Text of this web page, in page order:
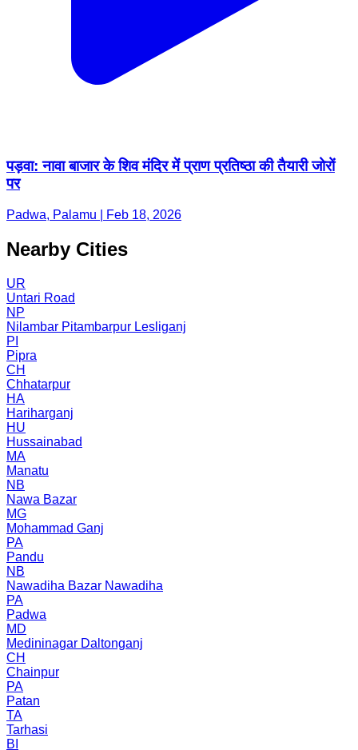
पड़वा: नावा बाजार के शिव मंदिर में प्राण प्रतिष्ठा की तैयारी जोरों
पर
Padwa, Palamu | Feb 18, 2026
Nearby Cities
UR
Untari Road
NP
Nilambar Pitambarpur Lesliganj
PI
Pipra
CH
Chhatarpur
HA
Hariharganj
HU
Hussainabad
MA
Manatu
NB
Nawa Bazar
MG
Mohammad Ganj
PA
Pandu
NB
Nawadiha Bazar Nawadiha
PA
Padwa
MD
Medininagar Daltonganj
CH
Chainpur
PA
Patan
TA
Tarhasi
BI